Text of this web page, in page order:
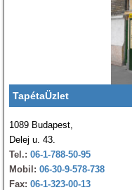
TapétaÜzlet
1089 Budapest,
Delej u. 43.
Tel.: 06-1-788-50-95
Mobil: 06-30-9-578-738
Fax: 06-1-323-00-13